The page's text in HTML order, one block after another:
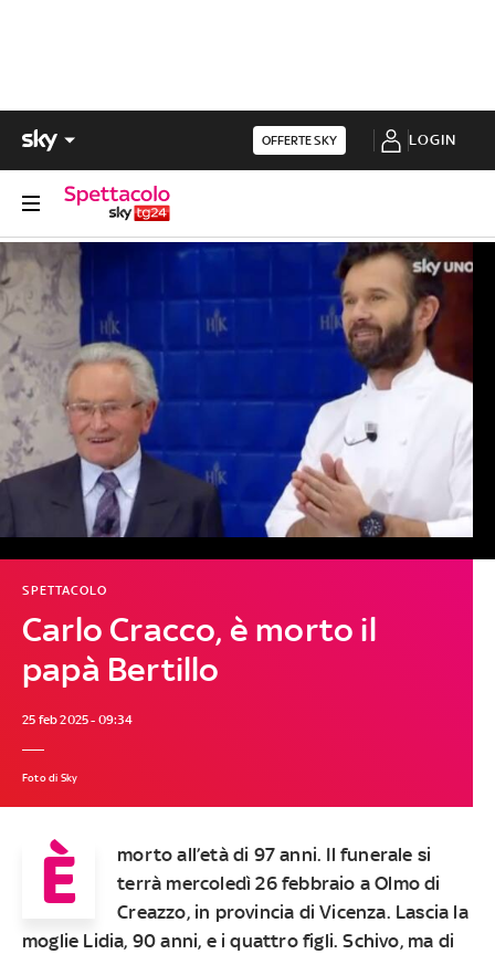
OFFERTE SKY LOGIN
Carlo Cracco, è morto il
papà Bertillo
SPETTACOLO
25 feb 2025 - 09:34
Foto di Sky
È
morto all’età di 97 anni. Il funerale si
terrà mercoledì 26 febbraio a Olmo di
Creazzo, in provincia di Vicenza. Lascia la
moglie Lidia, 90 anni, e i quattro figli. Schivo, ma di